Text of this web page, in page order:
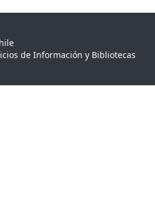
de Información y Bibliotecas